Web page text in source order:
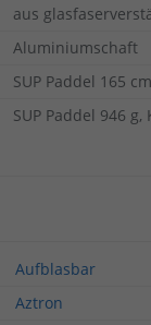
aus
Aluminiumschaft
SUP Paddel 165
SUP Paddel 946
Aufblasbar
Aztron